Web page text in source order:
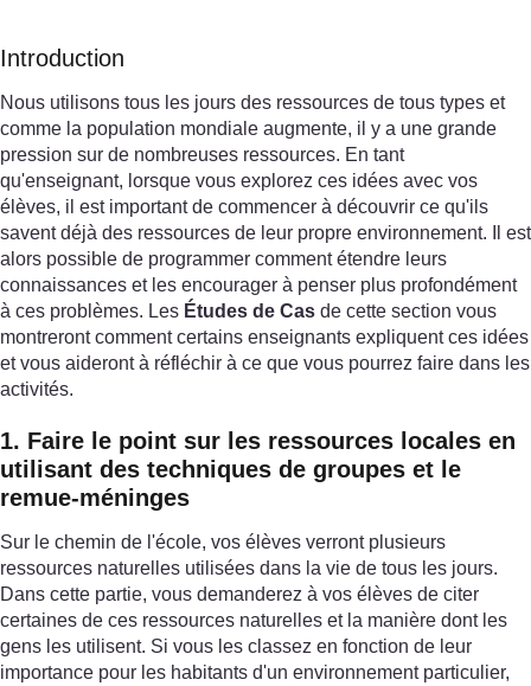
Introduction
Nous utilisons tous les jours des ressources de tous types et
comme la population mondiale augmente, il y a une grande
pression sur de nombreuses ressources. En tant
qu'enseignant, lorsque vous explorez ces idées avec vos
élèves, il est important de commencer à découvrir ce qu'ils
savent déjà des ressources de leur propre environnement. Il est
alors possible de programmer comment étendre leurs
connaissances et les encourager à penser plus profondément
à ces problèmes. Les Études de Cas de cette section vous
montreront comment certains enseignants expliquent ces idées
et vous aideront à réfléchir à ce que vous pourrez faire dans les
activités.
1. Faire le point sur les ressources locales en
utilisant des techniques de groupes et le
remue-méninges
Sur le chemin de l'école, vos élèves verront plusieurs
ressources naturelles utilisées dans la vie de tous les jours.
Dans cette partie, vous demanderez à vos élèves de citer
certaines de ces ressources naturelles et la manière dont les
gens les utilisent. Si vous les classez en fonction de leur
importance pour les habitants d'un environnement particulier,